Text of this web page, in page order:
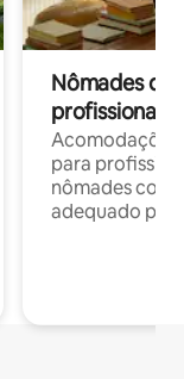
Nômades
profissionais
para
nômades com
adequado